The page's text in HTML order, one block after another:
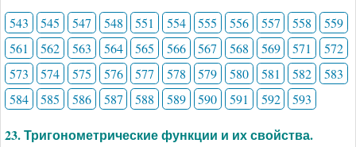
543 545 547 548 551 554 555 556 557 558
559
561
562 563 564 565 566 567 568 569 571
572
573
574 575 576 577 578 579 580 581 582
583
584
585 586 587 588 589 590 591 592 593
23. Тригонометрические функции и их свойства.